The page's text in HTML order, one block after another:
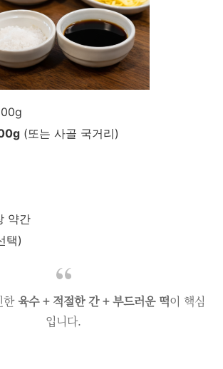
(또는 사골 국거리)
약간
택)
한육수 + 적절한 간 + 부드러운 떡이 핵심
입니다.